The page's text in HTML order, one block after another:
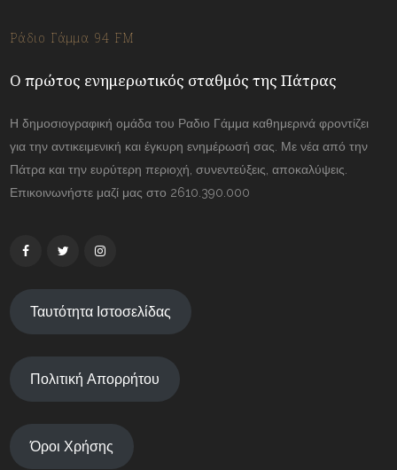
Ράδιο Γάμμα 94 FM
Ο πρώτος ενημερωτικός σταθμός της Πάτρας
Η δημοσιογραφική ομάδα του Ραδιο Γάμμα καθημερινά φροντίζει
για την αντικειμενική και έγκυρη ενημέρωσή σας. Με νέα από την
Πάτρα και την ευρύτερη περιοχή, συνεντεύξεις, αποκαλύψεις.
Επικοινωνήστε μαζί μας στο 2610.390.000
Ταυτότητα Ιστοσελίδας
Πολιτική Απορρήτου
Όροι Χρήσης